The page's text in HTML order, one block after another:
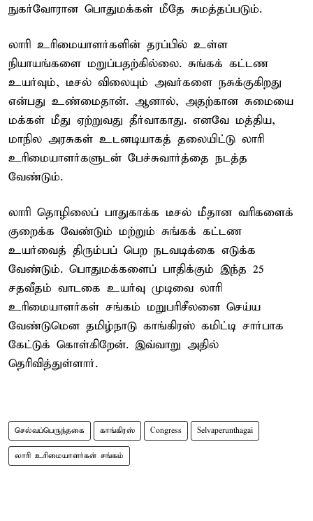
நுகர்வோரான பொதுமக்கள் மீதே சுமத்தப்படும்.
லாரி உரிமையாளர்களின் தரப்பில் உள்ள
நியாயங்களை மறுப்பதற்கில்லை. சுங்கக் கட்டண
உயர்வும், டீசல் விலையும் அவர்களை நசுக்குகிறது
என்பது உண்மைதான். ஆனால், அதற்கான சுமையை
மக்கள் மீது ஏற்றுவது தீர்வாகாது. எனவே மத்திய,
மாநில அரசுகள் உடனடியாகத் தலையிட்டு லாரி
உரிமையாளர்களுடன் பேச்சுவார்த்தை நடத்த
வேண்டும்.
லாரி தொழிலைப் பாதுகாக்க டீசல் மீதான வரிகளைக்
குறைக்க வேண்டும் மற்றும் சுங்கக் கட்டண
உயர்வைத் திரும்பப் பெற நடவடிக்கை எடுக்க
வேண்டும். பொதுமக்களைப் பாதிக்கும் இந்த 25
சதவீதம் வாடகை உயர்வு முடிவை லாரி
உரிமையாளர்கள் சங்கம் மறுபரிசீலனை செய்ய
வேண்டுமென தமிழ்நாடு காங்கிரஸ் கமிட்டி சார்பாக
கேட்டுக் கொள்கிறேன். இவ்வாறு அதில்
தெரிவித்துள்ளார்.
செல்வப்பெருந்தகை காங்கிரஸ் Congress Selvaperunthagai
லாரி உரிமையாளர்கள் சங்கம்